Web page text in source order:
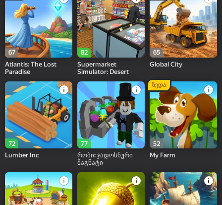
67
Atlantis: The Lost
Paradise
82
Supermarket
Simulator: Desert
65
Global City
72
Lumber Inc
77
რობი: ჯადოსნური
მაგნატი
52
ზედა
My Farm